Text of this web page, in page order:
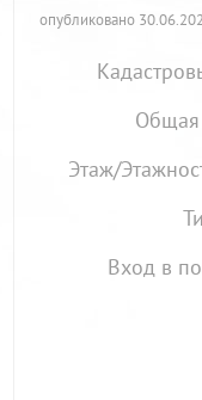
опубликовано
Этаж/
Вход в